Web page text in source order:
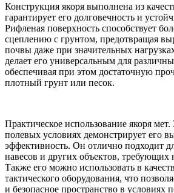
Конструкция якоря выполнена из
гарантирует его долговечность и
Рифленая поверхность способствует
сцеплению с грунтом, предотвращая
почвы даже при значительных
делает его универсальным для
обеспечивая при этом достаточную
плотный грунт или песок.
Практическое использование якоря
полевых условиях демонстрирует его
эффективность. Он отлично подходит
навесов и других объектов, требующих
Также его можно использовать в
тактического оборудования, что
и безопасное пространство в условиях